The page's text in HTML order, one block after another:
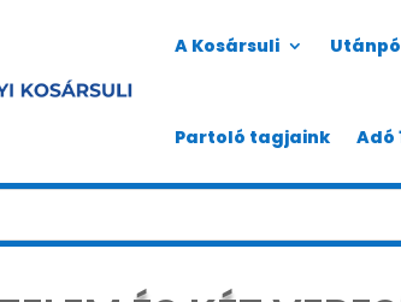
A Kosársuli
Partoló tagjaink Adó